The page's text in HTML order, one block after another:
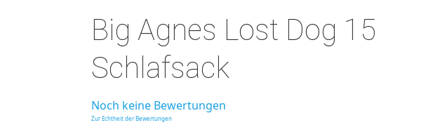
Big Agnes Lost Dog 15
Schlafsack
Noch keine Bewertungen
Zur Echtheit der Bewertungen